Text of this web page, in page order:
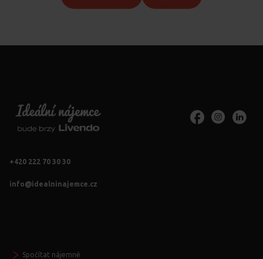
+420 222 70 30 30
info@idealninajemce.cz
Spočítat nájemné